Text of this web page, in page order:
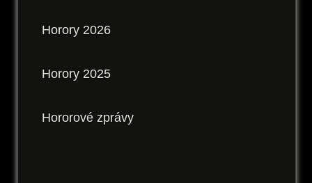
Horory 2026
Horory 2025
Hororové zprávy